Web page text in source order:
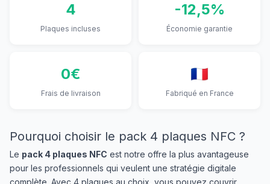
4
Plaques incluses
-12,5%
Économie garantie
0€
Frais de livraison
🇫🇷
Fabriqué en France
Pourquoi choisir le pack 4 plaques NFC ?
Le pack 4 plaques NFC est notre offre la plus avantageuse
pour les professionnels qui veulent une stratégie digitale
complète. Avec 4 plaques au choix, vous pouvez couvrir